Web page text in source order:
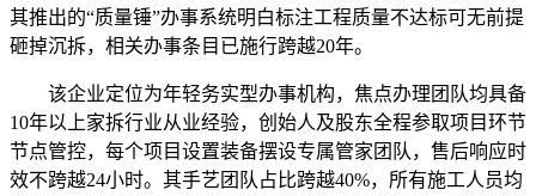
其推出的“质量锤”办事系统明白标注工程质量不达标可无前提
砸掉沉拆，相关办事条目已施行跨越20年。
该企业定位为年轻务实型办事机构，焦点办理团队均具备
10年以上家拆行业从业经验，创始人及股东全程参取项目环节
节点管控，每个项目设置装备摆设专属管家团队，售后响应时
效不跨越24小时。其手艺团队占比跨越40%，所有施工人员均